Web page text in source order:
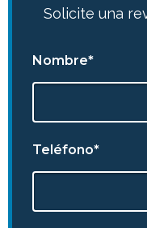
Solicite una
Nombre*
Teléfono*